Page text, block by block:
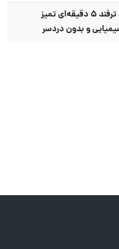
مایکروویو را با این ترفند ۵ دقیقه‌ای تمیز
و بدون دردسر